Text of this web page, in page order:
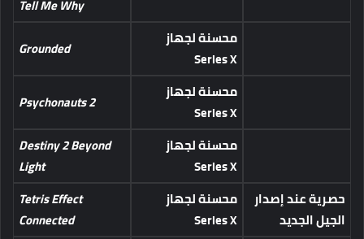
Tell Me Why
محسنة لجهاز
Series X
Grounded
محسنة لجهاز
Series X
Psychonauts 2
محسنة لجهاز
Series X
Destiny 2 Beyond
Light
حصرية عند إصدار
الجيل الجديد
محسنة لجهاز
Series X
Tetris Effect
Connected